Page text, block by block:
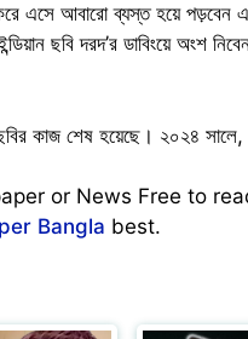
এসে আবারো ব্যস্ত হয়ে পড়বেন
ছবি দরদ’র ডাবিংয়ে অংশ
কাজ শেষ হয়েছে। ২০২৪ সালে,
or News Free to
Bangla best.